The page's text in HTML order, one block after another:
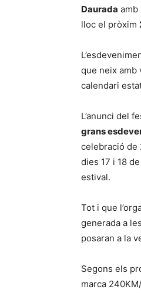
Daurada amb
lloc el pròxim
que neix amb
calendari
L’anunci del
grans
celebració de
dies 17 i 18
estival.
Tot i que
generada a
posaran a la
Segons els
marca